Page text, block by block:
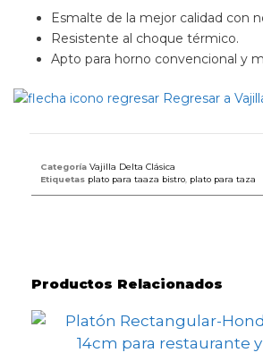
Esmalte de la mejor calidad con
Resistente al choque térmico.
Apto para horno convencional y
Regresar a
Categoría Vajilla Delta Clásica
Etiquetas plato para taaza bistro plato para taza
Productos Relacionados